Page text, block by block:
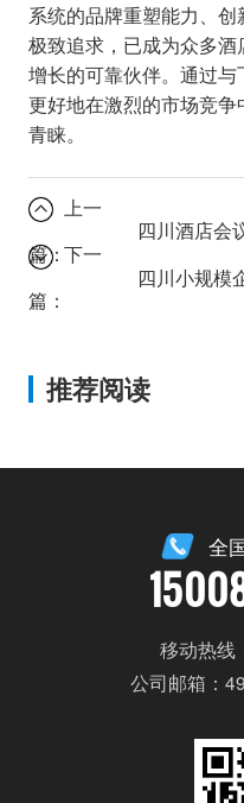
系统的品牌重塑能力、
极致追求，已成为众多
增长的可靠伙伴。通过
更好地在激烈的市场竞
青睐。
上一
篇：下一
篇：
推荐阅读
全
移动热线
公司邮箱：